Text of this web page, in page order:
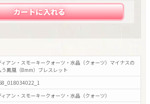
カートに入れる
ィアン・スモーキークォーツ・水晶（クォーツ）マイナスの
う鳳凰（8mm）ブレスレット
アン・スモーキークォーツ・水晶（クォーツ）